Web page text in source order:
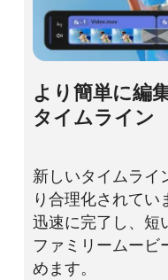
より簡単に編
タイムライン
新しいタイムライ
り合理化されてい
迅速に完了し、短
ファミリームービ
めます。